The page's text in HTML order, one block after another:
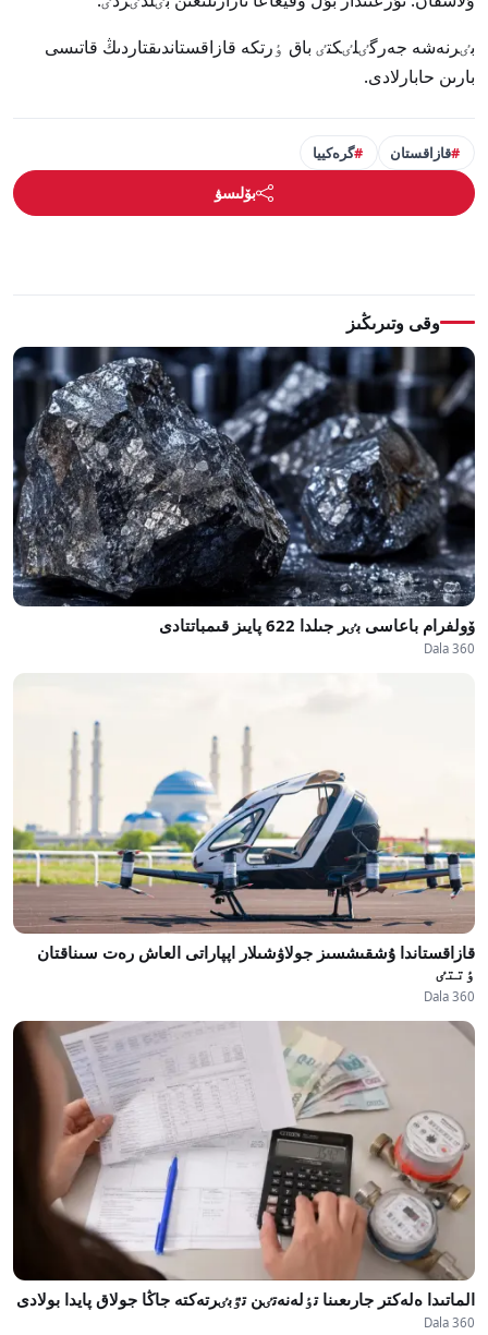
بٸرنەشە جەرگٸلٸكتٸ باق ٶرتكە قازاقستاندىقتاردىڭ قاتىسى
بارىن حابارلادى.
قازاقستان گرەكييا
بۆلىسۋ
وقى وتىرىڭىز
ۆولفرام باعاسى بٸر جىلدا 622 پايىز قىمباتتادى
Dala 360
قازاقستاندا ۇشقىشسىز جولاۋشىلار اپپاراتى العاش رەت سىناقتان
ٶتتٸ
Dala 360
الماتىدا ەلەكتر جارىعىنا تٶلەنەتٸن تٷبٸرتەكتە جاڭا جولاق پايدا بولادى
Dala 360